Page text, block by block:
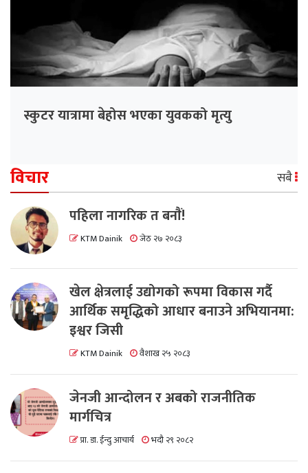
स्कुटर यात्रामा बेहोस भएका युवकको मृत्यु
विचार सबै
पहिला नागरिक त बनाैं!
KTM Dainik जेठ २७ २०८३
खेल क्षेत्रलाई उद्योगको रूपमा विकास गर्दै
आर्थिक समृद्धिको आधार बनाउने अभियानमा:
इश्वर जिसी
KTM Dainik वैशाख २५ २०८३
जेनजी आन्दोलन र अबको राजनीतिक
मार्गचित्र
प्रा. डा. ईन्दु आचार्य भदौ २९ २०८२